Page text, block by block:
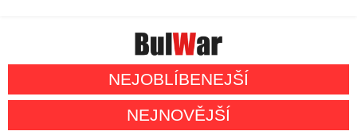
NEJOBLÍBENEJŠÍ
NEJNOVĚJŠÍ